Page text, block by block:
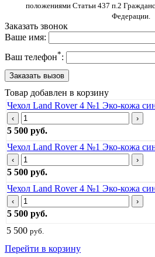
положениями Статьи 437 п.2
Федерации.
Заказать звонок
Ваше имя:
Ваш телефон*:
Товар добавлен в корзину
Чехол Land Rover 4 №1 Эко-кожа
‹ ›
5 500 руб.
Чехол Land Rover 4 №1 Эко-кожа
‹ ›
5 500 руб.
Чехол Land Rover 4 №1 Эко-кожа
‹ ›
5 500 руб.
5 500 руб.
Перейти в корзину